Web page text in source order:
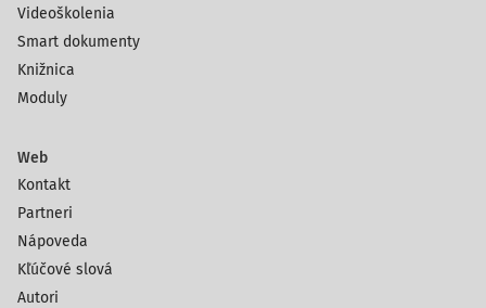
Videoškolenia
Smart dokumenty
Knižnica
Moduly
Web
Kontakt
Partneri
Nápoveda
Kľúčové slová
Autori